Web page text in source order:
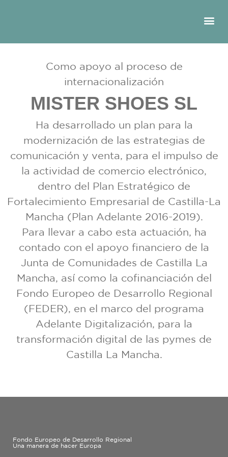
Como apoyo al proceso de
internacionalización
MISTER SHOES SL
Ha desarrollado un plan para la
modernización de las estrategias de
comunicación y venta, para el impulso de
la actividad de comercio electrónico,
dentro del Plan Estratégico de
Fortalecimiento Empresarial de Castilla-La
Mancha (Plan Adelante 2016-2019).
Para llevar a cabo esta actuación, ha
contado con el apoyo financiero de la
Junta de Comunidades de Castilla La
Mancha, así como la cofinanciación del
Fondo Europeo de Desarrollo Regional
(FEDER), en el marco del programa
Adelante Digitalización, para la
transformación digital de las pymes de
Castilla La Mancha.
Fondo Europeo de Desarrollo Regional
Una manera de hacer Europa